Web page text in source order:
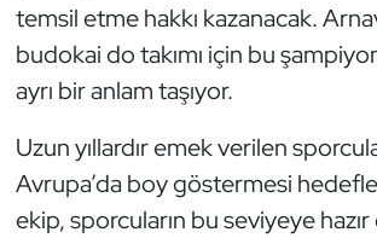
temsil etme hakkı kazanacak.
budokai do takımı için bu
ayrı bir anlam taşıyor.
Uzun yıllardır emek verilen
Avrupa’da boy göstermesi
ekip, sporcuların bu seviyeye
Paralimpik
Ragbi
Satranç
Su Topu